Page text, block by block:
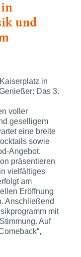
und
in
Das 3.
voller
geselligem
eine breite
sowie
Angebot.
präsentieren
vielfältiges
am
Eröffnung
Anschließend
mit
Auf